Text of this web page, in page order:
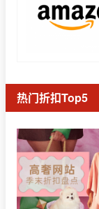
热门折扣Top5